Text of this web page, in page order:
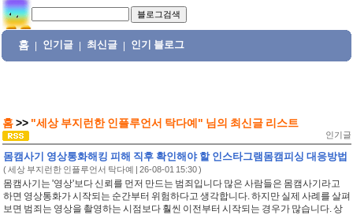
홈 인기글 최신글 인기 블로그
홈 >> "세상 부지런한 인플루언서 탁다예" 님의 최신글 리스트
인기글
몸캠사기 영상통화해킹 피해 직후 확인해야 할 인스타그램몸캠피싱 대응방법
(세상 부지런한 인플루언서 탁다예 | 26-08-01 15:30 )
몸캠사기는 '영상'보다 신뢰를 먼저 만드는 범죄입니다 많은 사람들은 몸캠사기라고
하면 영상통화가 시작되는 순간부터 위험하다고 생각합니다. 하지만 실제 사례를 살펴
보면 범죄는 영상을 촬영하는 시점보다 훨씬 이전부터 시작되는 경우가 많습니다. 상